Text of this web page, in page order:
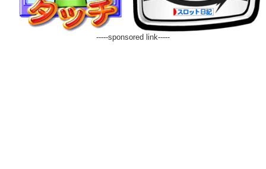
-----sponsored link-----